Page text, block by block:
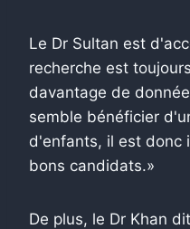
Le Dr Sultan est
recherche est
davantage de
semble bénéficier
d'enfants, il est donc
bons candidats.»
De plus, le Dr Khan